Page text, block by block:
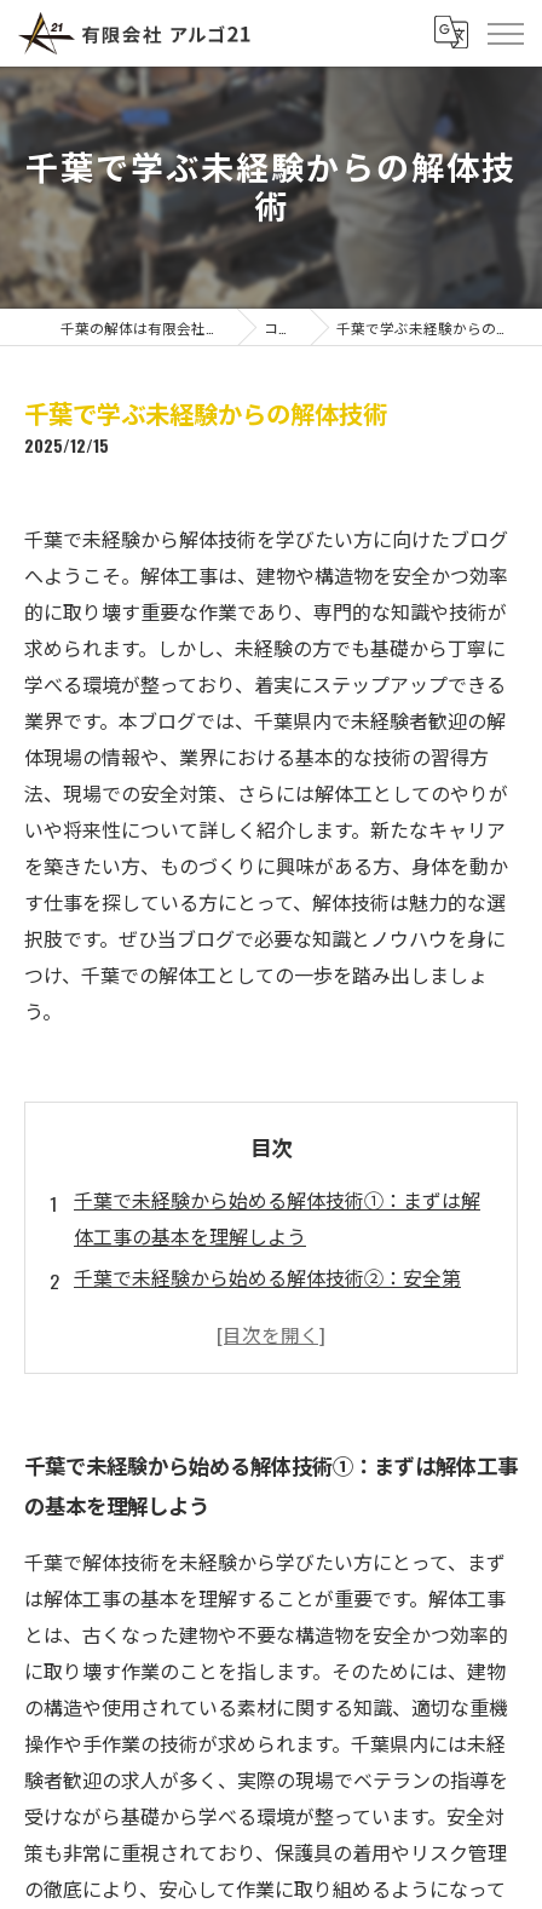
千葉で学ぶ未経験からの解体技
術
コラム 千葉で学ぶ未経験からの解体技術
千葉で学ぶ未経験からの解体技術
2025/12/15
千葉で未経験から解体技術を学びたい方に向けたブログ
へようこそ。解体工事は、建物や構造物を安全かつ効率
的に取り壊す重要な作業であり、専門的な知識や技術が
求められます。しかし、未経験の方でも基礎から丁寧に
学べる環境が整っており、着実にステップアップできる
業界です。本ブログでは、千葉県内で未経験者歓迎の解
体現場の情報や、業界における基本的な技術の習得方
法、現場での安全対策、さらには解体工としてのやりが
いや将来性について詳しく紹介します。新たなキャリア
を築きたい方、ものづくりに興味がある方、身体を動か
す仕事を探している方にとって、解体技術は魅力的な選
択肢です。ぜひ当ブログで必要な知識とノウハウを身に
つけ、千葉での解体工としての一歩を踏み出しましょ
う。
目次
千葉で未経験から始める解体技術①：まずは解
体工事の基本を理解しよう
千葉で未経験から始める解体技術②：安全第
千葉で未経験から始める解体技術③：手に職を
してのやりがいと将来のキャリア展望
未経験者歓迎！千葉の解体求人で新しい仕事に
挑戦する方法
千葉で解体技術を学びたいあなたへ：未経験か
らプロを目指すステップガイド
千葉で未経験から始める解体技術①：まずは解体工事
の基本を理解しよう
千葉で解体技術を未経験から学びたい方にとって、まず
は解体工事の基本を理解することが重要です。解体工事
とは、古くなった建物や不要な構造物を安全かつ効率的
に取り壊す作業のことを指します。そのためには、建物
の構造や使用されている素材に関する知識、適切な重機
操作や手作業の技術が求められます。千葉県内には未経
験者歓迎の求人が多く、実際の現場でベテランの指導を
受けながら基礎から学べる環境が整っています。安全対
策も非常に重視されており、保護具の着用やリスク管理
の徹底により、安心して作業に取り組めるようになって